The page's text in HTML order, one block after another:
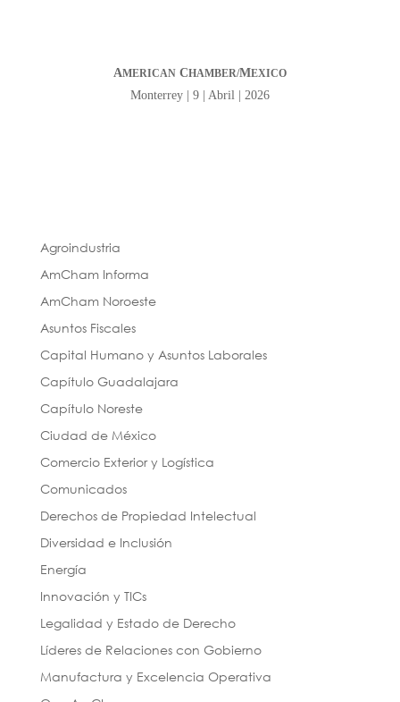
AMERICANCHAMBER/MEXICO
Monterrey | 9 | Abril | 2026
Agroindustria
AmCham Informa
AmCham Noroeste
Asuntos Fiscales
Capital Humano y Asuntos Laborales
Capítulo Guadalajara
Capítulo Noreste
Ciudad de México
Comercio Exterior y Logística
Comunicados
Derechos de Propiedad Intelectual
Diversidad e Inclusión
Energía
Innovación y TICs
Legalidad y Estado de Derecho
Líderes de Relaciones con Gobierno
Manufactura y Excelencia Operativa